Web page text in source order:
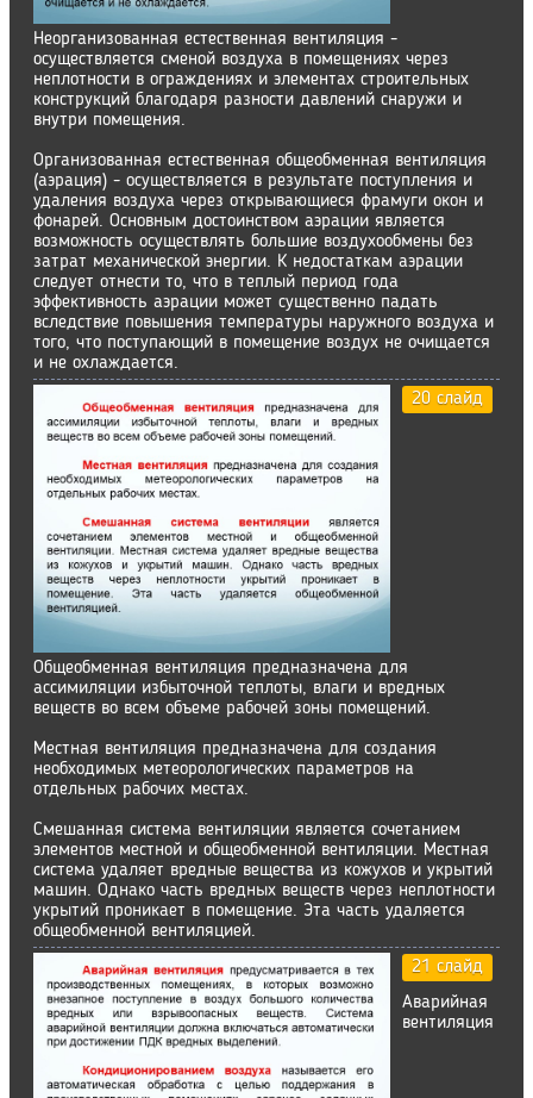
Неорганизованная естественная вентиляция -
осуществляется сменой воздуха в помещениях через
неплотности в ограждениях и элементах строительных
конструкций благодаря разности давлений снаружи и
внутри помещения.
Организованная естественная общеобменная вентиляция
(аэрация) - осуществляется в результате поступления и
удаления воздуха через открывающиеся фрамуги окон и
фонарей. Основным достоинством аэрации является
возможность осуществлять большие воздухообмены без
затрат механической энергии. К недостаткам аэрации
следует отнести то, что в теплый период года
эффективность аэрации может существенно падать
вследствие повышения температуры наружного воздуха и
того, что поступающий в помещение воздух не очищается
и не охлаждается.
20 слайд
Общеобменная вентиляция предназначена для
ассимиляции избыточной теплоты, влаги и вредных
веществ во всем объеме рабочей зоны помещений.
Местная вентиляция предназначена для создания
необходимых метеорологических параметров на
отдельных рабочих местах.
Смешанная система вентиляции является сочетанием
элементов местной и общеобменной вентиляции. Местная
система удаляет вредные вещества из кожухов и укрытий
машин. Однако часть вредных веществ через неплотности
укрытий проникает в помещение. Эта часть удаляется
общеобменной вентиляцией.
21 слайд
Аварийная
вентиляция